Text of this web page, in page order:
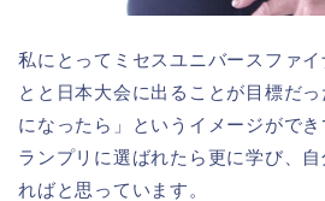
私にとってミセスユニバースファ
とと日本大会に出ることが目標だ
になったら」というイメージがで
ランプリに選ばれたら更に学び、
ればと思っています。